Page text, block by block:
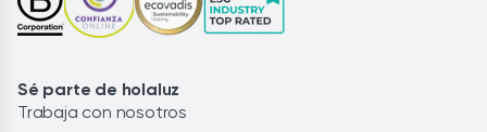
Sé parte de holaluz
Trabaja con nosotros